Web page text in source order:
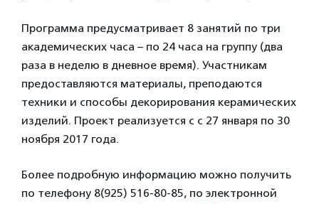
Программа предусматривает 8 занятий по три
академических часа – по 24 часа на группу (два
раза в неделю в дневное время). Участникам
предоставляются материалы, преподаются
техники и способы декорирования керамических
изделий. Проект реализуется с с 27 января по 30
ноября 2017 года.
Более подробную информацию можно получить
по телефону 8(925) 516-80-85, по электронной